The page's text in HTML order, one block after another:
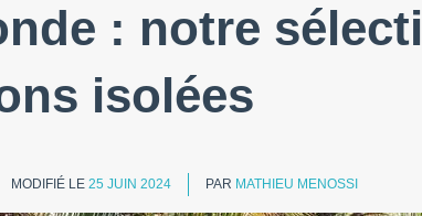
: notre
isolées
MODIFIÉ LE 25 JUIN 2024 PAR MATHIEU MENOSSI